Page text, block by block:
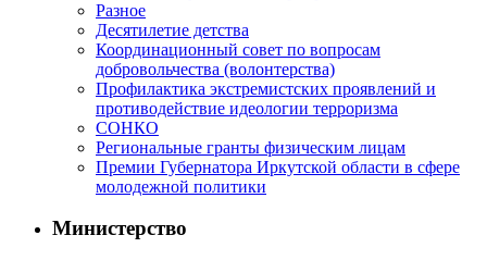
Разное
Десятилетие детства
Координационный совет по вопросам
добровольчества (волонтерства)
Профилактика экстремистских проявлений и
противодействие идеологии терроризма
СОНКО
Региональные гранты физическим лицам
Премии Губернатора Иркутской области в сфере
молодежной политики
Министерство